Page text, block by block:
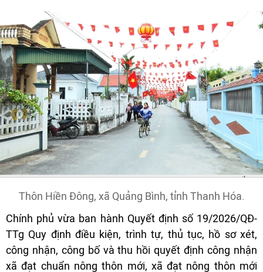
Thôn Hiền Đông, xã Quảng Bình, tỉnh Thanh Hóa.
Chính phủ vừa ban hành Quyết định số 19/2026/QĐ-
TTg Quy định điều kiện, trình tự, thủ tục, hồ sơ xét,
công nhận, công bố và thu hồi quyết định công nhận
xã đạt chuẩn nông thôn mới, xã đạt nông thôn mới